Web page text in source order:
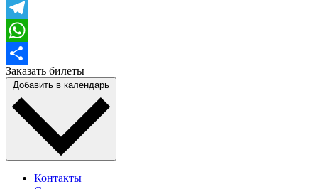
X
Telegram
WhatsApp
Отправить
Заказать билеты
Контакты